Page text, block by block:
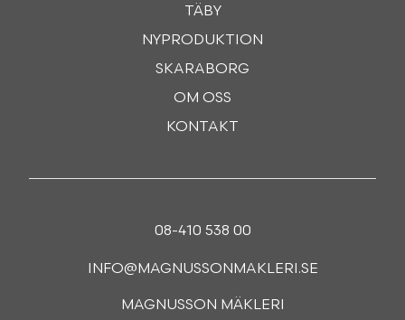
TÄBY
NYPRODUKTION
SKARABORG
OM OSS
KONTAKT
08-410 538 00
INFO@MAGNUSSONMAKLERI.SE
MAGNUSSON MÄKLERI